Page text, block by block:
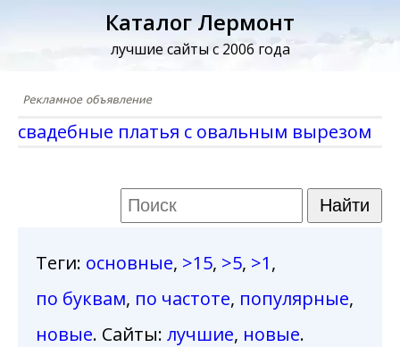
Каталог Лермонт
лучшие сайты с 2006 года
свадебные платья с овальным вырезом
Теги: основные, >15, >5, >1,
по буквам, по частоте, популярные,
новые. Сайты: лучшие, новые.